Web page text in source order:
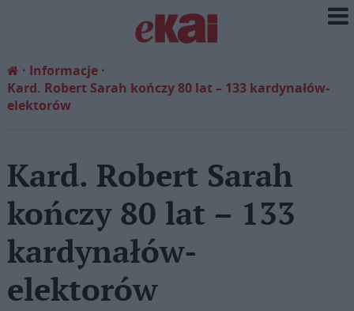
Informacje
Kard. Robert Sarah kończy 80 lat – 133 kardynałów-
elektorów
Kard. Robert Sarah
kończy 80 lat – 133
kardynałów-
elektorów